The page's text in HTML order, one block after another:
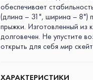
обеспечивает
(длина – 31", ширина – 8")
прыжки. Изготовленный из
долговечен. Не упустите
открыть для себя мир
ХАРАКТЕРИСТИКИ